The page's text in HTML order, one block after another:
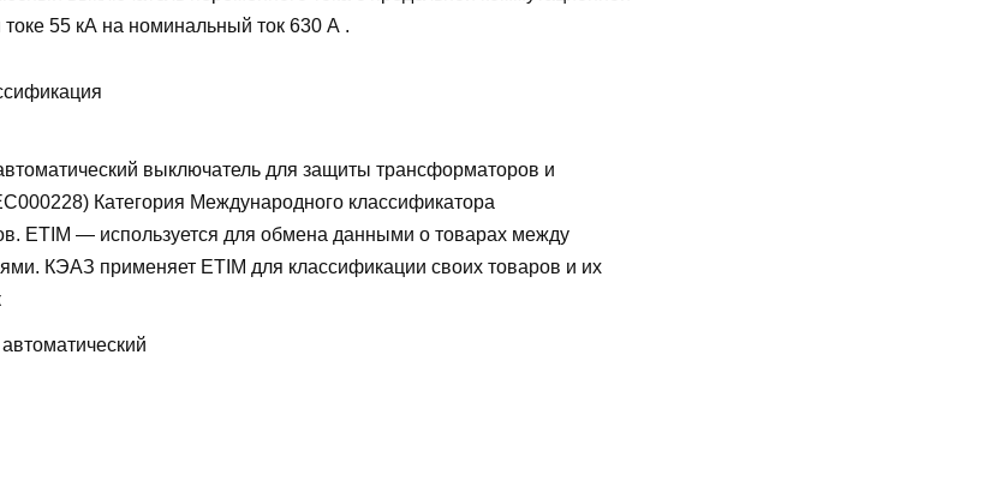
55 кА на номинальный ток 630 А .
выключатель для защиты трансформаторов и
Категория Международного классификатора
ETIM — используется для обмена данными о товарах между
КЭАЗ применяет ETIM для классификации своих товаров и их